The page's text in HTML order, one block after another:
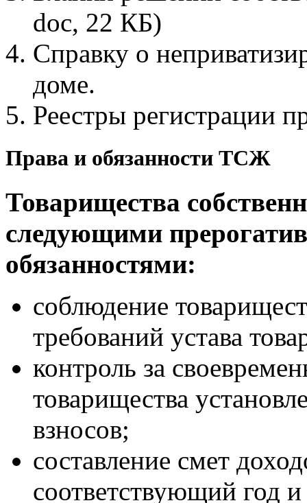
doc, 22 КБ)
Справку о
доме.
Реестры регистрации
Права и обязанности ТСЖ
Товарищества
следующими
обязанностями:
соблюдение
требований устава
контроль за
товарищества
взносов;
составление смет
соответствующий год